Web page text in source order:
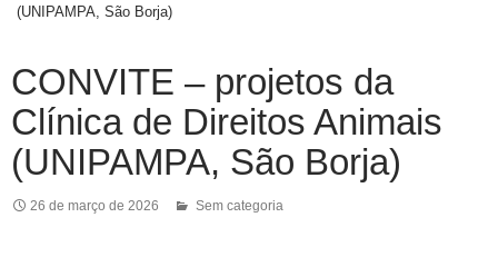
(UNIPAMPA, São Borja)
CONVITE – projetos da
Clínica de Direitos Animais
(UNIPAMPA, São Borja)
26 de março de 2026 Sem categoria